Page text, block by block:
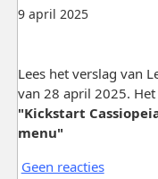
9 april 2025
Lees het verslag van
van 28 april 2025.
"Kickstart
menu"
Geen reacties